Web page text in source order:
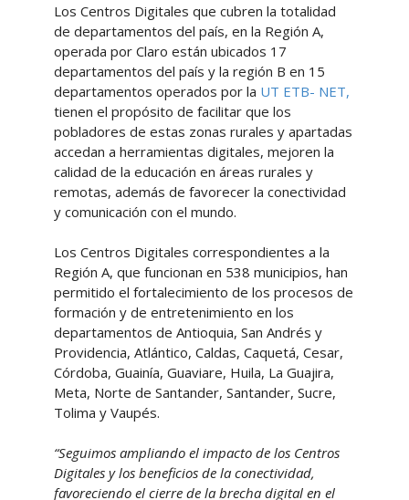
Los Centros Digitales que cubren la totalidad
de departamentos del país, en la Región A,
operada por Claro están ubicados 17
departamentos del país y la región B en 15
departamentos operados por la UT ETB- NET,
tienen el propósito de facilitar que los
pobladores de estas zonas rurales y apartadas
accedan a herramientas digitales, mejoren la
calidad de la educación en áreas rurales y
remotas, además de favorecer la conectividad
y comunicación con el mundo.
Los Centros Digitales correspondientes a la
Región A, que funcionan en 538 municipios, han
permitido el fortalecimiento de los procesos de
formación y de entretenimiento en los
departamentos de Antioquia, San Andrés y
Providencia, Atlántico, Caldas, Caquetá, Cesar,
Córdoba, Guainía, Guaviare, Huila, La Guajira,
Meta, Norte de Santander, Santander, Sucre,
Tolima y Vaupés.
“Seguimos ampliando el impacto de los Centros
Digitales y los beneficios de la conectividad,
favoreciendo el cierre de la brecha digital en el